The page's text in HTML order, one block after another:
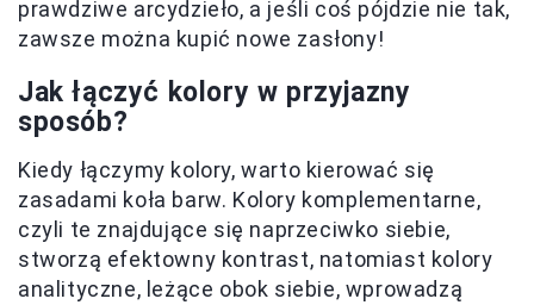
prawdziwe arcydzieło, a jeśli coś pójdzie nie tak,
zawsze można kupić nowe zasłony!
Jak łączyć kolory w przyjazny
sposób?
Kiedy łączymy kolory, warto kierować się
zasadami koła barw. Kolory komplementarne,
czyli te znajdujące się naprzeciwko siebie,
stworzą efektowny kontrast, natomiast kolory
analityczne, leżące obok siebie, wprowadzą